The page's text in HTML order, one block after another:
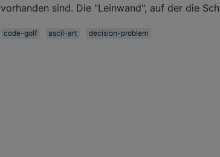
vorhanden sind. Die "Leinwand", auf der die
code-golf ascii-art decision-problem